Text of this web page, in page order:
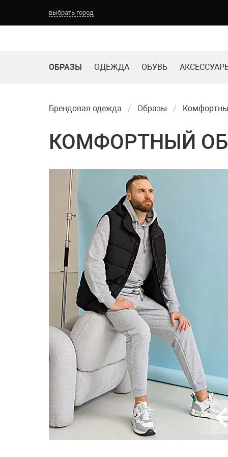
выбрать город
ОБРАЗЫ ОДЕЖДА ОБУВЬ
Брендовая одежда Образы
КОМФОРТНЫЙ